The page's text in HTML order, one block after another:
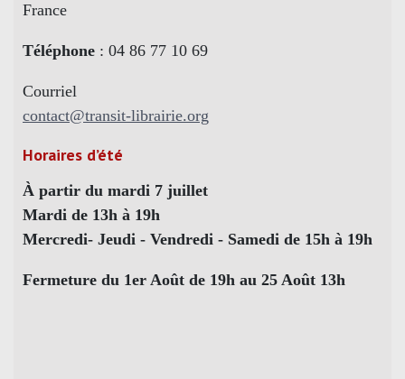
France
Téléphone : 04 86 77 10 69
Courriel
contact@transit-librairie.org
Horaires d’été
À partir du mardi 7 juillet
Mardi de 13h à 19h
Mercredi- Jeudi - Vendredi - Samedi de 15h à 19h
Fermeture du 1er Août de 19h au 25 Août 13h